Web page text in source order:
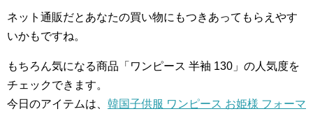
ネット通販だとあなたの買い物にもつきあってもらえやす
いかもですね。
もちろん気になる商品「ワンピース 半袖 130」の人気度を
チェックできます。
今日のアイテムは、 韓国子供服 ワンピース お姫様 フォーマ